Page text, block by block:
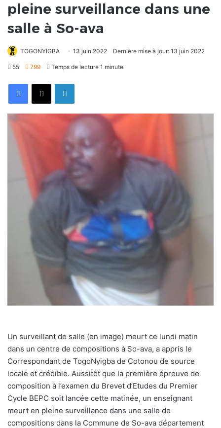
pleine surveillance dans une
salle à So-ava
TOGONYIGBA 13 juin 2022 Dernière mise à jour: 13 juin 2022
55 799 Temps de lecture 1 minute
FacebookX Linkedin
Un surveillant de salle (en image) meurt ce lundi matin
dans un centre de compositions à So-ava, a appris le
Correspondant de TogoNyigba de Cotonou de source
locale et crédible. Aussitôt que la première épreuve de
composition à l’examen du Brevet d’Etudes du Premier
Cycle BEPC soit lancée cette matinée, un enseignant
meurt en pleine surveillance dans une salle de
compositions dans la Commune de So-ava département